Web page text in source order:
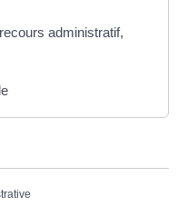
administratif,